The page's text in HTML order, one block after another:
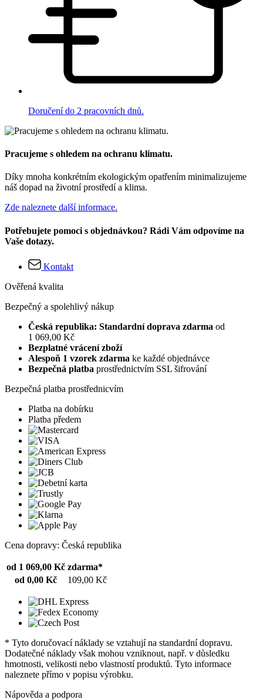
Doručení do 2 pracovních dnů.
Pracujeme s ohledem na ochranu klimatu.
Díky mnoha konkrétním ekologickým opatřením minimalizujeme
náš dopad na životní prostředí a klima.
Zde naleznete další informace.
Potřebujete pomoci s objednávkou? Rádi Vám odpovíme na
Vaše dotazy.
Kontakt
Ověřená kvalita
Bezpečný a spolehlivý nákup
Česká republika: Standardní doprava zdarma od
1 069,00 Kč
Bezplatné vrácení zboží
Alespoň 1 vzorek zdarma ke každé objednávce
Bezpečná platba prostřednictvím SSL šifrování
Bezpečná platba prostřednicvím
Platba na dobírku
Platba předem
Cena dopravy: Česká republika
od 1 069,00 Kč zdarma*
od 0,00 Kč
109,00 Kč
* Tyto doručovací náklady se vztahují na standardní dopravu.
Dodatečné náklady však mohou vzniknout, např. v důsledku
hmotnosti, velikosti nebo vlastností produktů. Tyto informace
naleznete přímo v popisu výrobku.
Nápověda a podpora